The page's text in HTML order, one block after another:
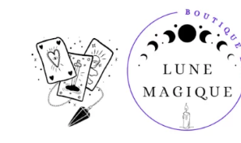
content